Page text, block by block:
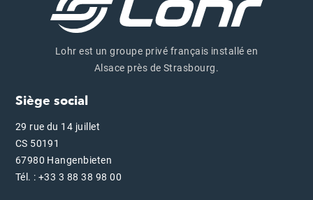
Lohr est un groupe privé français installé en
Alsace près de Strasbourg.
Siège social
29 rue du 14 juillet
CS 50191
67980 Hangenbieten
Tél. : +33 3 88 38 98 00